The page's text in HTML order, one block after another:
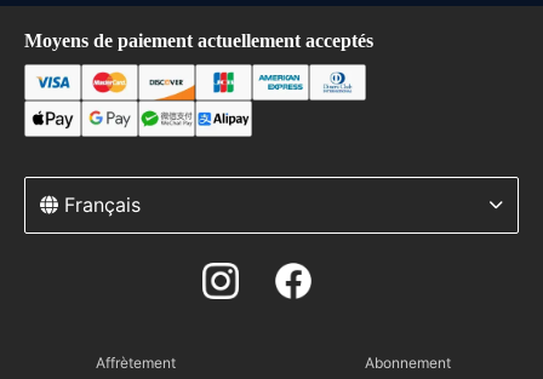
Moyens de paiement actuellement acceptés
Français
Affrètement Abonnement